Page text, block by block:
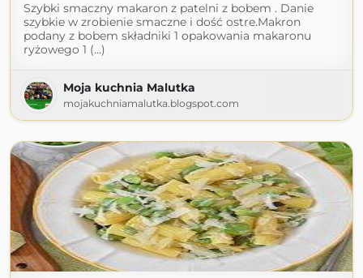
Szybki smaczny makaron z patelni z bobem . Danie
szybkie w zrobienie smaczne i dość ostre.Makron
podany z bobem składniki 1 opakowania makaronu
ryżowego 1 (...)
Moja kuchnia Malutka
mojakuchniamalutka.blogspot.com